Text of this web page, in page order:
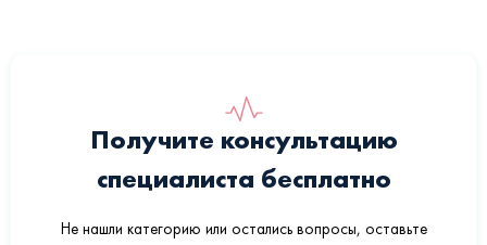
Получите консультацию
специалиста бесплатно
Не нашли категорию или остались вопросы, оставьте